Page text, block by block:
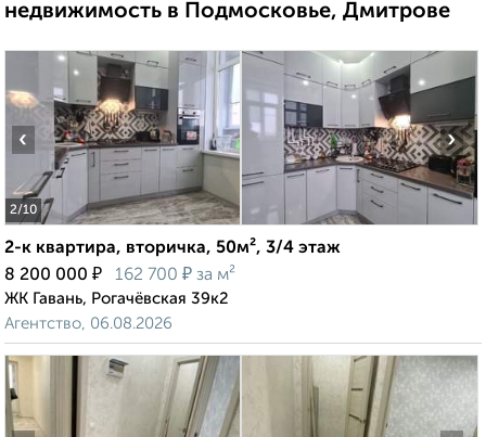
недвижимость в Подмосковье, Дмитрове
2/10
‹ ›
2-к квартира, вторичка, 50м², 3/4 этаж
8 200 000 ₽ 162 700 ₽ за м²
ЖК Гавань, Рогачёвская 39к2
Агентство, 06.08.2026